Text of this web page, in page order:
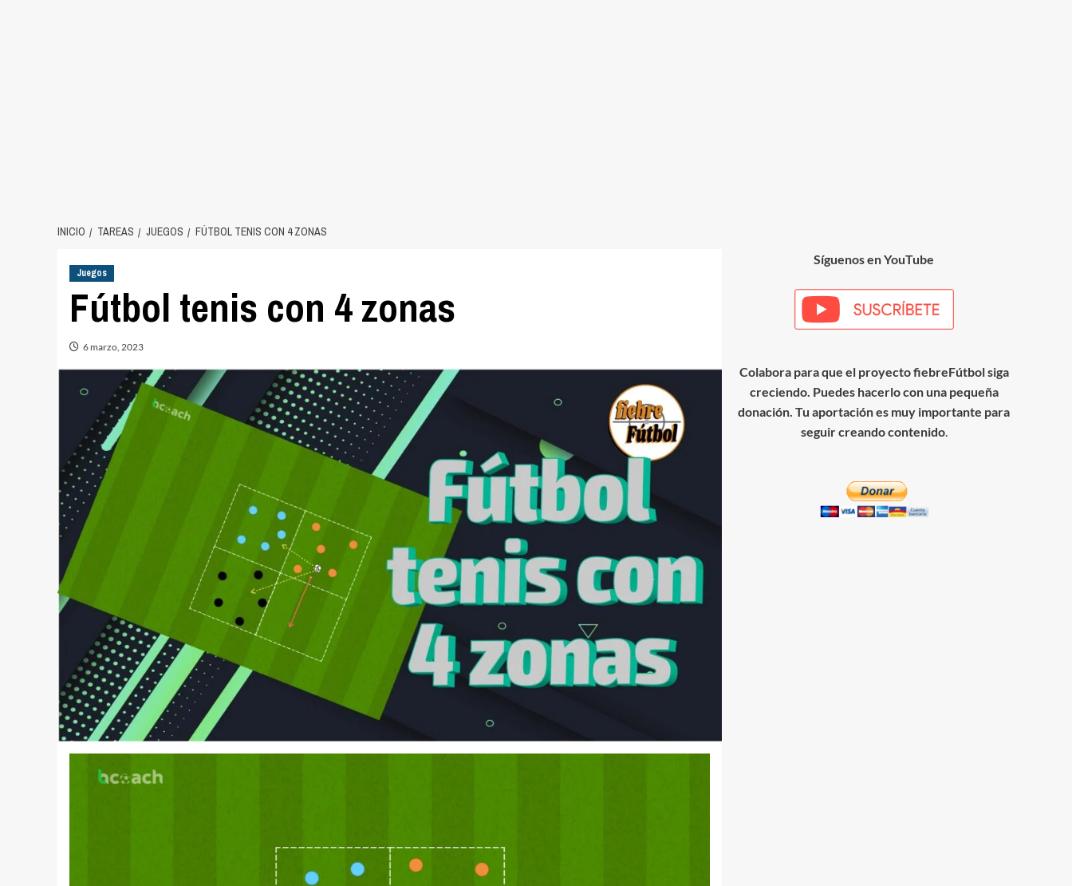
INICIO TAREAS JUEGOS FÚTBOL TENIS CON 4 ZONAS
Juegos
Fútbol tenis con 4 zonas
6 marzo, 2023
Síguenos en YouTube
Colabora para que el proyecto fiebreFútbol siga
creciendo. Puedes hacerlo con una pequeña
donación. Tu aportación es muy importante para
seguir creando contenido.